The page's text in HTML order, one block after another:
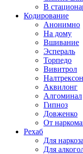
В
Кодирование
Анонимно
На дому
Вшивание
Эспераль
Торпедо
Вивитрол
Налтрексон
Аквилонг
Алгоминал
Гипноз
Довженко
От
Рехаб
Для
Для